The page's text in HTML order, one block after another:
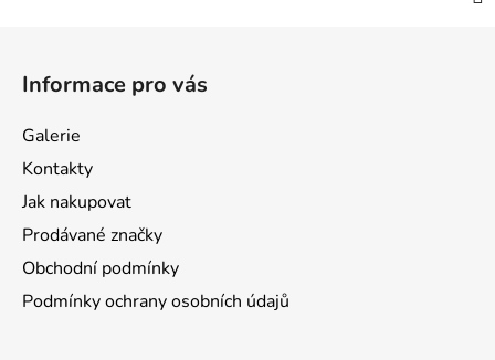
Informace pro vás
Galerie
Kontakty
Jak nakupovat
Prodávané značky
Obchodní podmínky
Podmínky ochrany osobních údajů